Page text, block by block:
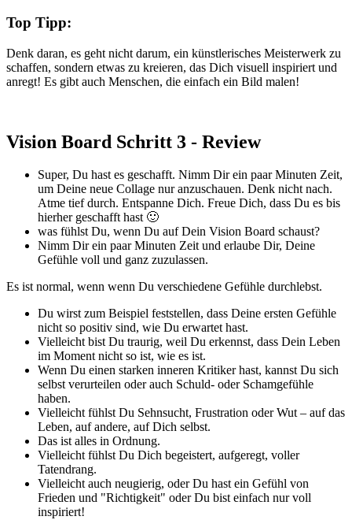
Top Tipp:
Denk daran, es geht nicht darum, ein künstlerisches Meisterwerk zu
schaffen, sondern etwas zu kreieren, das Dich visuell inspiriert und
anregt! Es gibt auch Menschen, die einfach ein Bild malen!
Vision Board Schritt 3 - Review
Super, Du hast es geschafft. Nimm Dir ein paar Minuten Zeit,
um Deine neue Collage nur anzuschauen. Denk nicht nach.
Atme tief durch. Entspanne Dich. Freue Dich, dass Du es bis
hierher geschafft hast 🙂
was fühlst Du, wenn Du auf Dein Vision Board schaust?
Nimm Dir ein paar Minuten Zeit und erlaube Dir, Deine
Gefühle voll und ganz zuzulassen.
Es ist normal, wenn wenn Du verschiedene Gefühle durchlebst.
Du wirst zum Beispiel feststellen, dass Deine ersten Gefühle
nicht so positiv sind, wie Du erwartet hast.
Vielleicht bist Du traurig, weil Du erkennst, dass Dein Leben
im Moment nicht so ist, wie es ist.
Wenn Du einen starken inneren Kritiker hast, kannst Du sich
selbst verurteilen oder auch Schuld- oder Schamgefühle
haben.
Vielleicht fühlst Du Sehnsucht, Frustration oder Wut – auf das
Leben, auf andere, auf Dich selbst.
Das ist alles in Ordnung.
Vielleicht fühlst Du Dich begeistert, aufgeregt, voller
Tatendrang.
Vielleicht auch neugierig, oder Du hast ein Gefühl von
Frieden und "Richtigkeit" oder Du bist einfach nur voll
inspiriert!